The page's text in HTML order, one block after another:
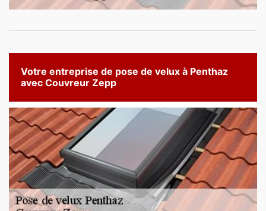
Votre entreprise de pose de velux à Penthaz
avec Couvreur Zepp